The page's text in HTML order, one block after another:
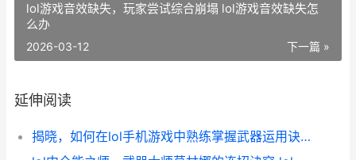
lol游戏音效缺失，玩家尝试综合崩塌 lol游戏音效缺失怎
么办
下一篇 »
2026-03-12
延伸阅读
揭晓，如何在lol手机游戏中熟练掌握武器运用诀窍 lol教程